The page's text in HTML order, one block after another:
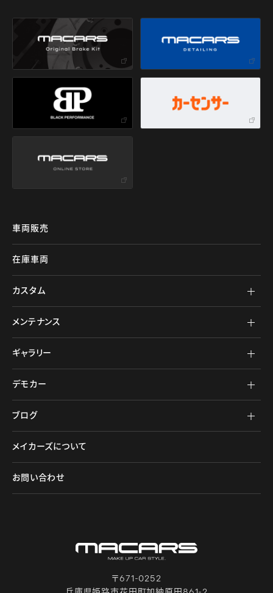
車両販売
在庫車両
カスタム
メンテナンス
ギャラリー
デモカー
ブログ
メイカーズについて
お問い合わせ
〒671-0252